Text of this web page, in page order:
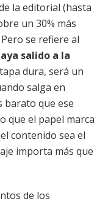
la editorial (hasta
un 30% más
se refiere al
salido a la
dura, será un
salga en
barato que ese
que el papel marca
contenido sea el
importa más que
de los